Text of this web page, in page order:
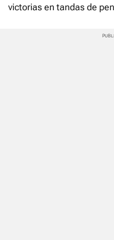
victorias en tandas de